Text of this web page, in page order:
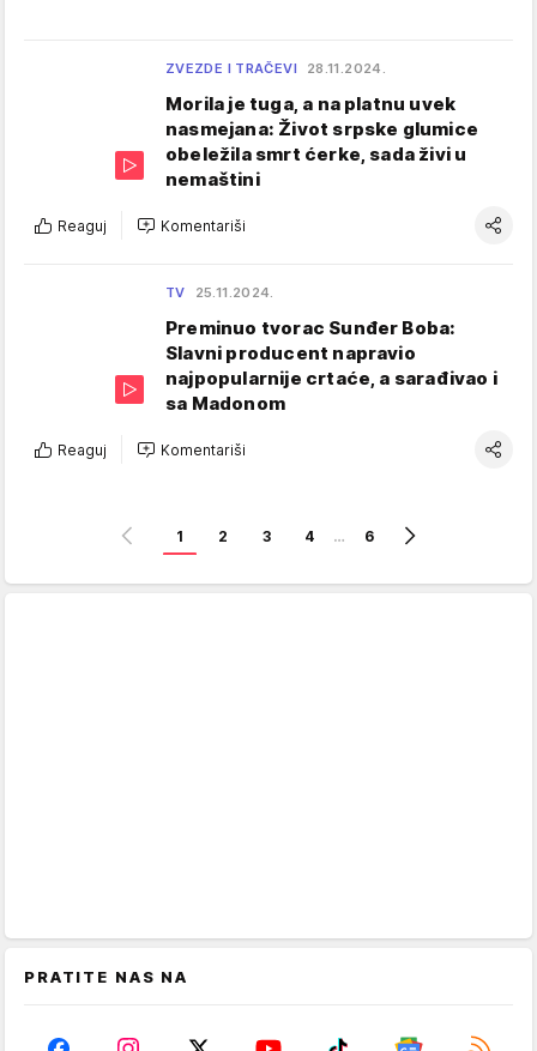
ZVEZDE I TRAČEVI 28.11.2024.
Morila je tuga, a na platnu uvek
nasmejana: Život srpske glumice
obeležila smrt ćerke, sada živi u
nemaštini
Reaguj Komentariši
TV 25.11.2024.
Preminuo tvorac Sunđer Boba:
Slavni producent napravio
najpopularnije crtaće, a sarađivao i
sa Madonom
Reaguj Komentariši
1 2 3 4 … 6
PRATITE NAS NA